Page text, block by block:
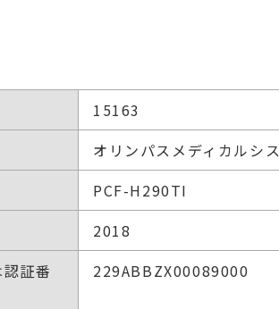
15163
オリンパスメディカルシ
PCF-H290TI
2018
証番
229ABBZX00089000